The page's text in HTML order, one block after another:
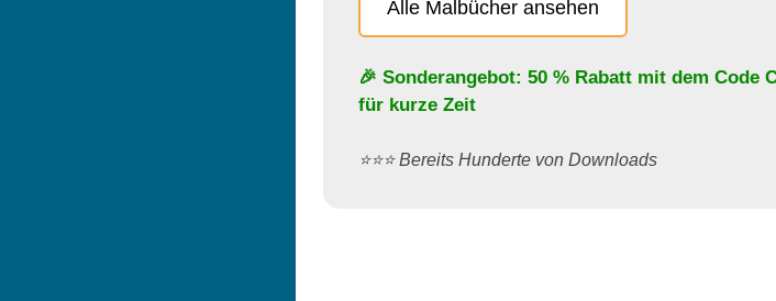
Alle Malbücher ansehen
🎉 Sonderangebot: 50 % Rabatt mit dem Code
für kurze Zeit
⭐️⭐️⭐️ Bereits Hunderte von Downloads